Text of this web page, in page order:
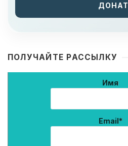
ДОНАТ
ПОЛУЧАЙТЕ РАССЫЛКУ
Имя
Email*